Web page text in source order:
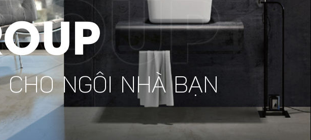
NGÔI NHÀ BẠN